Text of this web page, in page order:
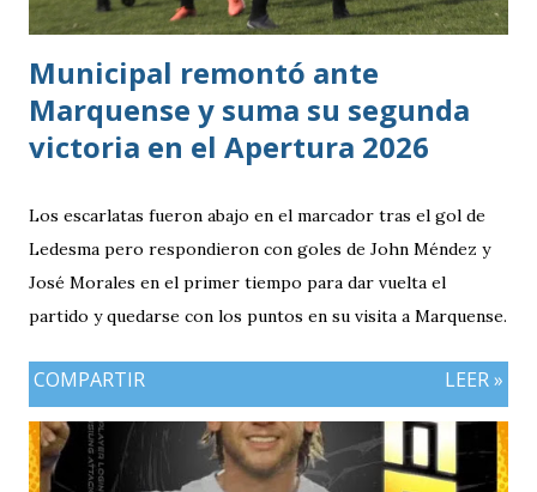
resultados, particularmente del de Honduras vs. Panamá.
Municipal remontó ante
Marquense y suma su segunda
victoria en el Apertura 2026
Los escarlatas fueron abajo en el marcador tras el gol de
Ledesma pero respondieron con goles de John Méndez y
José Morales en el primer tiempo para dar vuelta el
partido y quedarse con los puntos en su visita a Marquense.
COMPARTIR LEER »